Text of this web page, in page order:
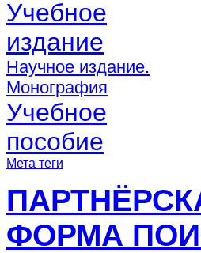
Учебное
издание
Научное издание.
Монография
Учебное
пособие
Мета теги
ФОРМА